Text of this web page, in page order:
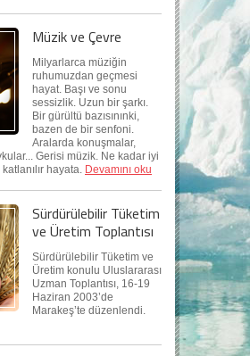
Müzik ve Çevre
Milyarlarca müziğin
ruhumuzdan geçmesi
hayat. Başı ve sonu
sessizlik. Uzun bir şarkı.
Bir gürültü bazısınınki,
bazen de bir senfoni.
Aralarda konuşmalar,
Gerisi müzik. Ne kadar iyi
hayata. Devamını oku
Sürdürülebilir Tüketim
ve Üretim Toplantısı
Sürdürülebilir Tüketim ve
Üretim konulu Uluslararası
Uzman Toplantısı, 16-19
Haziran 2003’de
Marakeş’te düzenlendi.